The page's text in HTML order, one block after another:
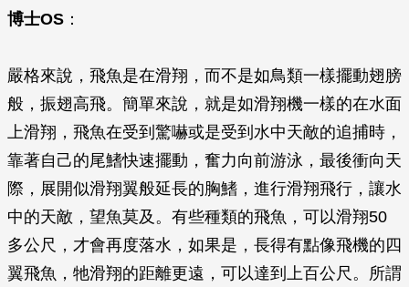
博士OS ：
嚴格來說，飛魚是在滑翔，而不是如鳥類一樣擺動翅膀
般，振翅高飛。簡單來說，就是如滑翔機一樣的在水面
上滑翔，飛魚在受到驚嚇或是受到水中天敵的追捕時，
靠著自己的尾鰭快速擺動，奮力向前游泳，最後衝向天
際，展開似滑翔翼般延長的胸鰭，進行滑翔飛行，讓水
中的天敵，望魚莫及。有些種類的飛魚，可以滑翔50
多公尺，才會再度落水，如果是，長得有點像飛機的四
翼飛魚，牠滑翔的距離更遠，可以達到上百公尺。所謂